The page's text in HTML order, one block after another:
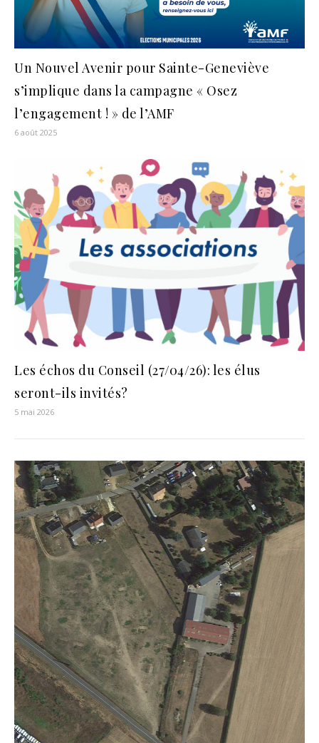
Un Nouvel Avenir pour Sainte-Geneviève
s’implique dans la campagne « Osez
l’engagement ! » de l’AMF
6 août 2025
Les échos du Conseil (27/04/26): les élus
seront-ils invités?
5 mai 2026